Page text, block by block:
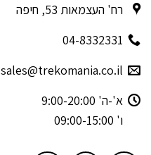
רח' העצמאות 53, חיפה
04-8332331
sales@trekomania.co.il
א'-ה' 9:00-20:00
ו' 09:00-15:00